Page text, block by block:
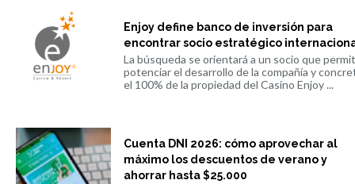
Enjoy define banco de inversión para
encontrar socio estratégico
La búsqueda se orientará a un socio que
potenciar el desarrollo de la compañía y
el 100% de la propiedad del Casino Enjoy ...
Cuenta DNI 2026: cómo aprovechar al
máximo los descuentos de verano y
ahorrar hasta $25.000